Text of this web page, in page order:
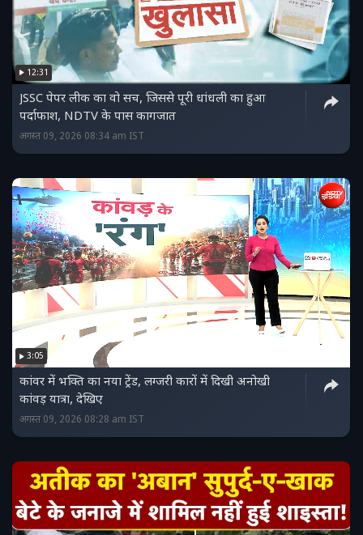
12:31
JSSC पेपर लीक का वो सच, जिससे पूरी धांधली का हुआ
पर्दाफाश, NDTV के पास कागजात
अगस्त 09, 2026 08:34 am IST
3:05
कांवर में भक्ति का नया ट्रेंड, लग्जरी कारों में दिखी अनोखी
कांवड़ यात्रा, देखिए
अगस्त 09, 2026 08:28 am IST